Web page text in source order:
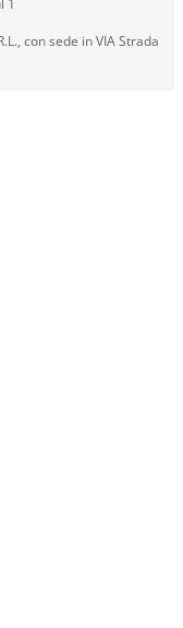
con sede in VIA Strada